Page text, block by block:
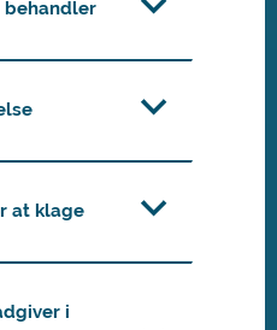
behandler
at klage
i